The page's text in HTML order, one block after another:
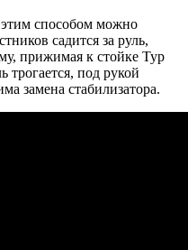
способом можно
садится за руль,
прижимая к стойке Тур
трогается, под рукой
замена стабилизатора.